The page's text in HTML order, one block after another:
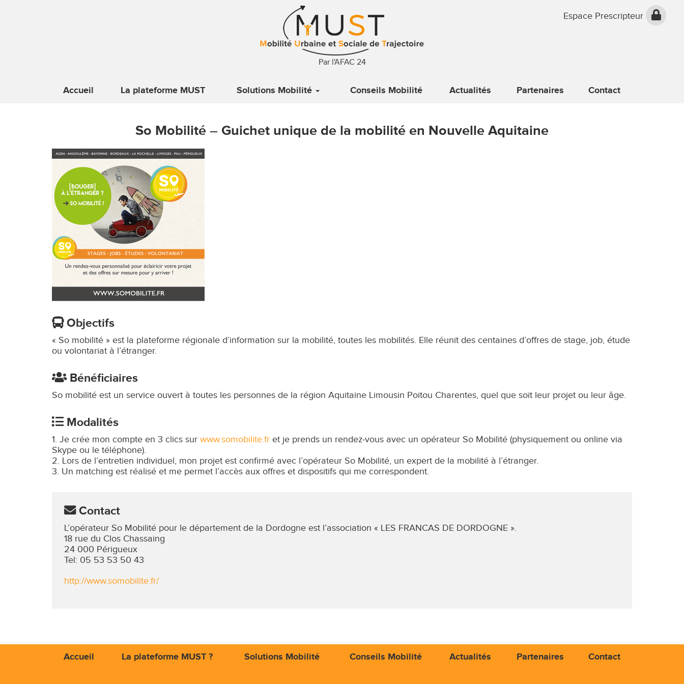
Par l'AFAC 24
Espace Prescripteur
Accueil La plateforme MUST Solutions Mobilité Conseils Mobilité Actualités Partenaires Contact
So Mobilité – Guichet unique de la mobilité en Nouvelle Aquitaine
Objectifs
« So mobilité » est la plateforme régionale d’information sur la mobilité, toutes les mobilités. Elle réunit des centaines d’offres de stage, job, étude
ou volontariat à l’étranger.
Bénéficiaires
So mobilité est un service ouvert à toutes les personnes de la région Aquitaine Limousin Poitou Charentes, quel que soit leur projet ou leur âge.
Modalités
Je crée mon compte en 3 clics sur www.somobilite.fr et je prends un rendez-vous avec un opérateur So Mobilité (physiquement ou online via
Skype ou le téléphone).
Lors de l’entretien individuel, mon projet est confirmé avec l’opérateur So Mobilité, un expert de la mobilité à l’étranger.
Un matching est réalisé et me permet l’accès aux offres et dispositifs qui me correspondent.
Contact
L’opérateur So Mobilité pour le département de la Dordogne est l’association « LES FRANCAS DE DORDOGNE ».
18 rue du Clos Chassaing
24 000 Périgueux
Tel: 05 53 53 50 43
http://www.somobilite.fr/
Accueil La plateforme MUST ? Solutions Mobilité Conseils Mobilité Actualités Partenaires Contact